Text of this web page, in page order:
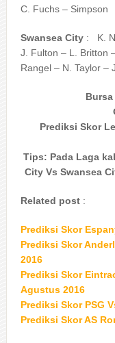
C. Fuchs – Simpson
Swansea City: K.
J. Fulton – L. Britton
Rangel – N. Taylor –
Prediksi Skor
Tips: Pada Laga
City Vs Swansea
Related post:
Prediksi Skor
Prediksi Skor
2016
Prediksi Skor
Agustus 2016
Prediksi Skor PSG
Prediksi Skor AS